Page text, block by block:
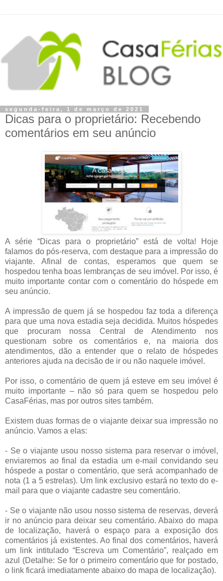
segunda-feira, 1 de março de 2021
Dicas para o proprietário: Recebendo
comentários em seu anúncio
A série “Dicas para o proprietário” está de volta! Hoje
falamos do pós-reserva, com destaque para a impressão do
viajante. Afinal de contas, esperamos que quem se
hospedou tenha boas lembranças de seu imóvel. Por isso, é
muito importante contar com o comentário do hóspede em
seu anúncio.
A impressão de quem já se hospedou faz toda a diferença
para que uma nova estadia seja decidida. Muitos hóspedes
que procuram nossa Central de Atendimento nos
questionam sobre os comentários e, na maioria dos
atendimentos, dão a entender que o relato de hóspedes
anteriores ajuda na decisão de ir ou não naquele imóvel.
Por isso, o comentário de quem já esteve em seu imóvel é
muito importante – não só para quem se hospedou pelo
CasaFérias, mas por outros sites também.
Existem duas formas de o viajante deixar sua impressão no
anúncio. Vamos a elas:
- Se o viajante usou nosso sistema para reservar o imóvel,
enviaremos ao final da estadia um e-mail convidando seu
hóspede a postar o comentário, que será acompanhado de
nota (1 a 5 estrelas). Um link exclusivo estará no texto do e-
mail para que o viajante cadastre seu comentário.
- Se o viajante não usou nosso sistema de reservas, deverá
ir no anúncio para deixar seu comentário. Abaixo do mapa
de localização, haverá o espaço para a exposição dos
comentários já existentes. Ao final dos comentários, haverá
um link intitulado “Escreva um Comentário”, realçado em
azul (Detalhe: Se for o primeiro comentário que for postado,
o link ficará imediatamente abaixo do mapa de localização).